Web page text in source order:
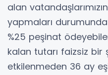
alan
yapmaları
%25 peşinat
kalan tutarı faizsiz
etkilenmeden 36 ay